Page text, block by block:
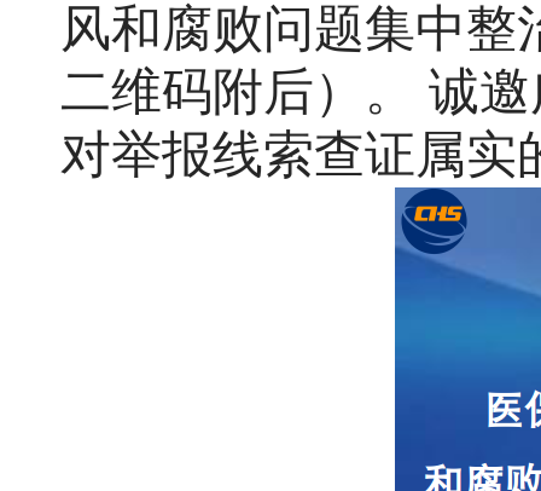
风和腐败问题集中整
二维码附后） 。
诚
对举报线索查证属实